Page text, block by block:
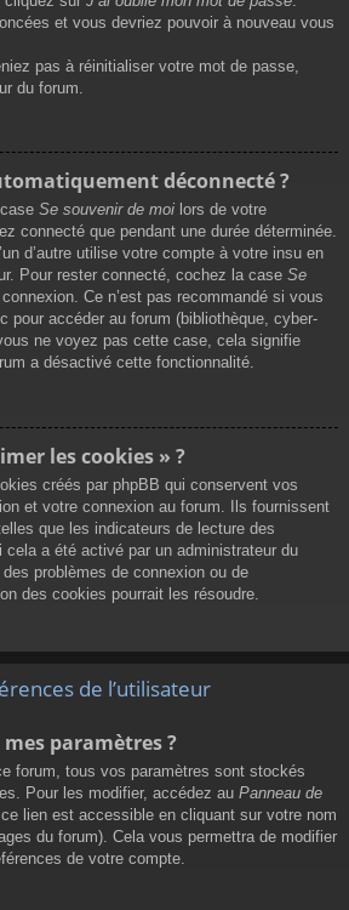
et vous devriez pouvoir à nouveau vous
pas à réinitialiser votre mot de passe,
du forum.
déconnecté ?
Se souvenir de moi lors de votre
connecté que pendant une durée déterminée.
d’autre utilise votre compte à votre insu en
Pour rester connecté, cochez la case Se
connexion. Ce n’est pas recommandé si vous
pour accéder au forum (bibliothèque, cyber-
ne voyez pas cette case, cela signifie
a désactivé cette fonctionnalité.
les cookies » ?
créés par phpBB qui conservent vos
et votre connexion au forum. Ils fournissent
que les indicateurs de lecture des
cela a été activé par un administrateur du
problèmes de connexion ou de
des cookies pourrait les résoudre.
de l’utilisateur
paramètres ?
forum, tous vos paramètres sont stockés
Pour les modifier, accédez au Panneau de
lien est accessible en cliquant sur votre nom
du forum). Cela vous permettra de modifier
de votre compte.